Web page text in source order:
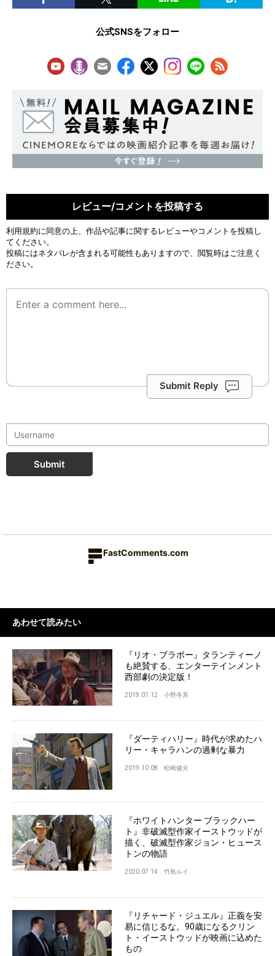
公式SNSをフォロー
レビュー/コメントを投稿する
利用規約に同意の上、作品や記事に関するレビューやコメントを投稿し
てください。
投稿にはネタバレが含まれる可能性もありますので、閲覧時はご注意く
ださい。
Submit Reply
Submit
FastComments.com
あわせて読みたい
『リオ・ブラボー』タランティーノ
も絶賛する、エンターテインメント
西部劇の決定版！
2019.07.12 小野寺系
『ダーティハリー』時代が求めたハ
リー・キャラハンの過剰な暴力
2019.10.08 松崎健夫
『ホワイトハンター ブラックハー
ト』非破滅型作家イーストウッドが
描く、破滅型作家ジョン・ヒュース
トンの物語
2020.07.14 竹島ルイ
『リチャード・ジュエル』正義を安
易に信じるな。90歳になるクリン
ト・イーストウッドが映画に込めた
もの